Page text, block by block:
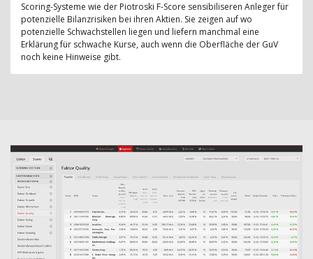
Scoring-Systeme wie der Piotroski F-Score sensibiliseren Anleger für
potenzielle Bilanzrisiken bei ihren Aktien. Sie zeigen auf wo
potenzielle Schwachstellen liegen und liefern manchmal eine
Erklärung für schwache Kurse, auch wenn die Oberfläche der GuV
noch keine Hinweise gibt.